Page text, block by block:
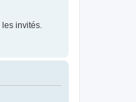
les invités.